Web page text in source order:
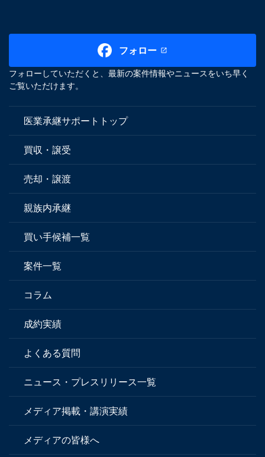
フォロー
フォローしていただくと、最新の案件情報やニュースをいち早く
ご覧いただけます。
医業承継サポートトップ
買収・譲受
売却・譲渡
親族内承継
買い手候補一覧
案件一覧
コラム
成約実績
よくある質問
ニュース・プレスリリース一覧
メディア掲載・講演実績
メディアの皆様へ